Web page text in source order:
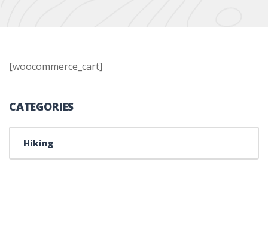
[woocommerce_cart]
CATEGORIES
Hiking